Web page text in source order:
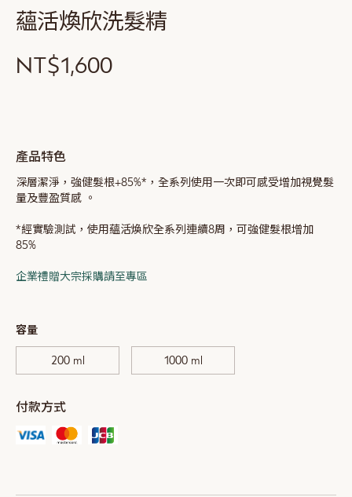
the
beginning
the
images
蘊活煥欣洗髮精
NT$1,600
產品特色
深層潔淨，強健髮根+85%*，全系列使用一次即可感受增加視覺髮
量及豐盈質感 。
*經實驗測試，使用蘊活煥欣全系列連續8周，可強健髮根增加
85%
企業禮贈大宗採購請至專區
容量
200 ml 1000 ml
付款方式